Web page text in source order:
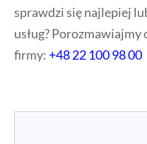
sprawdzi się najlepiej
usług?
firmy:+48 22 100 98 00